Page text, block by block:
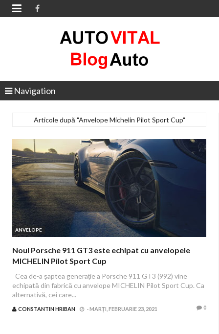

Navigation
Articole după "Anvelope Michelin Pilot Sport Cup"
ANVELOPE
Noul Porsche 911 GT3 este echipat cu anvelopele
MICHELIN Pilot Sport Cup
Cea de-a șaptea generație a Porsche 911 GT3 (992) vine
echipată din fabrică cu anvelope MICHELIN Pilot Sport Cup. Ca
alternativă, cei care...
CONSTANTIN HRIBAN -MARȚI, FEBRUARIE 23, 2021 0